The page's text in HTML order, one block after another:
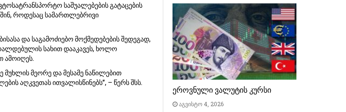
საშუალებების გატაცების
როდესაც სამართლებრივი
და საგამოძიებო მოქმედებების შედეგად,
სახით დააკავეს, ხოლო
ამოიღეს.
მუხლის მეორე და მესამე ნაწილებით
აღკვეთას ითვალისწინებს”, – წერს შსს.
ეროვნული ვალუტის კურსი
აგვისტო 4, 2026